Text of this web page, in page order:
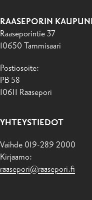
RAASEPORIN
Raaseporintie 37
10650 Tammisaari
Postiosoite:
PB 58
10611 Raasepori
YHTEYSTIEDOT
Vaihde 019-289 2000
Kirjaamo:
raasepori@raasepori.fi